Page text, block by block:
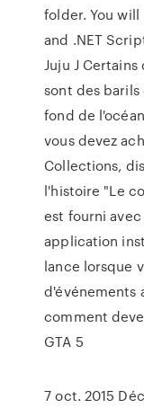
folder. You
and .NET
Juju J
sont des
fond de
vous devez
Collections,
l'histoire "Le
est fourni
application
lance lorsque
d'événements
comment
GTA 5
7 oct. 2015